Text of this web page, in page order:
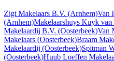
Zigt Makelaars B.V. (Arnhem)Van
(Arnhem)Makelaarshuys Kuyk van
Makelaardij B.V. (Oosterbeek)Van
Makelaars (Oosterbeek)Braam
Makelaardij (Oosterbeek)Spitman
(Oosterbeek)Huub Loeffen